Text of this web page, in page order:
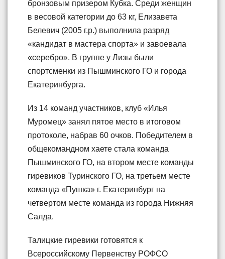
бронзовым призером Кубка. Среди женщин
в весовой категории до 63 кг, Елизавета
Белевич (2005 г.р.) выполнила разряд
«кандидат в мастера спорта» и завоевала
«серебро». В группе у Лизы были
спортсменки из Пышминского ГО и города
Екатеринбурга.
Из 14 команд участников, клуб «Илья
Муромец» занял пятое место в итоговом
протоколе, набрав 60 очков. Победителем в
общекомандном хаете стала команда
Пышминского ГО, на втором месте команды
гиревиков Туринского ГО, на третьем месте
команда «Пушка» г. Екатеринбург на
четвертом месте команда из города Нижняя
Салда.
Талицкие гиревики готовятся к
Всероссийскому Первенству РОФСО